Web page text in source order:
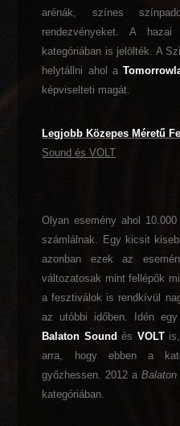
arénák, színes
rendezvényeket. A
kategóriában is jelölték. A
helytállni ahol a
képviselteti magát.
Legjobb Közepes Méretű
Sound és VOLT
Olyan esemény ahol
számlálnak. Egy kicsit
azonban ezek az
változatosak mint fellépők
a fesztiválok is rendkívül
az utóbbi időben. Idén
Balaton Sound és VOLTis,
arra, hogy ebben a
győzhessen. 2012 a
kategóriában.